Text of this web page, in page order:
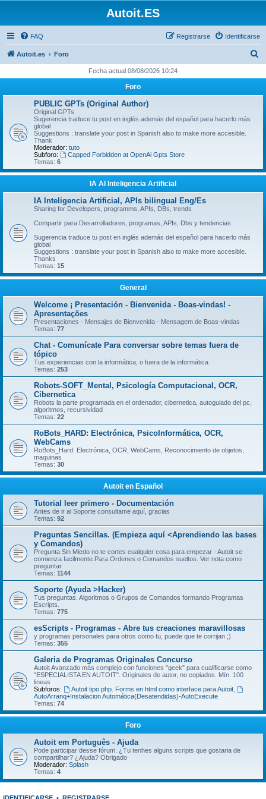
Autoit.ES
FAQ Identificarse
Registrarse
Autoit.es Foro
c
Fecha actual 08/08/2026 10:24
Foro
PUBLIC GPTs (Original Author)
Original GPTs
Sugerencia traduce tu post en inglés además del español para hacerlo más
global
Suggestions : translate your post in Spanish also to make more accesible.
Thank
Moderador: tuto
Subforo:
Capped Forbidden at OpenAi Gpts Store
Temas: 6
IA AI Inteligencia Artificial
IA Inteligencia Artificial, APIs bilingual Eng/Es
Sharing for Developers, programms, APIs, DBs, trends
Compartir para Desarrolladores, programas, APIs, Dbs y tendencias
Sugerencia traduce tu post en inglés además del español para hacerlo más
global
Suggestions : translate your post in Spanish also to make more accesible.
Thanks
Temas: 15
General
Welcome ¡ Presentación - Bienvenida - Boas-vindas! -
Apresentações
Presentaciones - Mensajes de Bienvenida - Mensagem de Boas-vindas
Temas: 77
Chat - Comunícate Para conversar sobre temas fuera de
tópico
Tus experiencias con la informática, o fuera de la informática
Temas: 253
Robots-SOFT_Mental, Psicología Computacional, OCR,
Cibernetica
Robots la parte programada en el ordenador, cibernetica, autoguiado del pc,
algoritmos, recursividad
Temas: 22
RoBots_HARD: Electrónica, PsicoInformática, OCR,
WebCams
RoBots_Hard: Electrónica, OCR, WebCams, Reconocimiento de objetos,
maquinas
Temas: 30
Autoit en Español
Tutorial leer primero - Documentación
Antes de ir al Soporte consultame aquí, gracias
Temas: 92
Preguntas Sencillas. (Empieza aquí <Aprendiendo las bases
y Comandos)
Pregunta Sin Miedo no te cortes cualquier cosa para empezar - Autoit se
comienza facilmente.Para Ordenes o Comandos sueltos. Ver nota como
preguntar.
Temas: 1144
Soporte (Ayuda >Hacker)
Tus preguntas. Algoritmos o Grupos de Comandos formando Programas
Escripts.
Temas: 775
esScripts - Programas - Abre tus creaciones maravillosas
y programas personales para otros como tu, puede que te corrijan ;)
Temas: 355
Galeria de Programas Originales Concurso
Autoit Avanzado más complejo con funciones "geek" para cualificarse como
"ESPECIALISTA EN AUTOIT". Originales de autor, no copiados. Mín. 100
lineas
Subforos:
Autoit tipo php. Forms en html como interface para Autoit,
AutoArranq+Instalacion Automática(Desatendidas)-AutoExecute
Temas: 74
Foro
Autoit em Português - Ajuda
Pode participar desse fórum. ¿Tu tenhes alguns scripts que gostaria de
compartilhar? ¿Ajuda? Obrigado
Moderador: Splash
Temas: 4